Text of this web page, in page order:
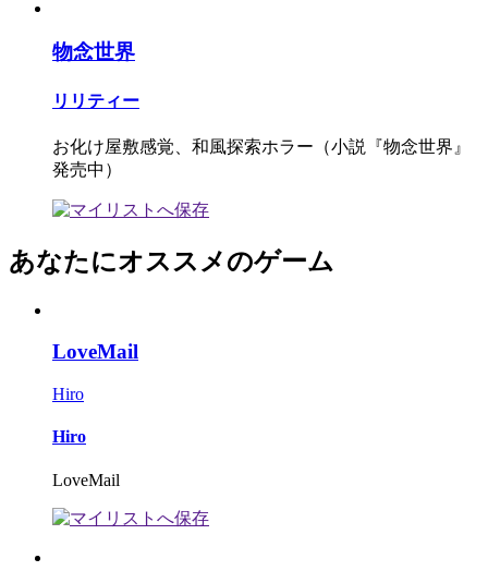
物念世界
リリティー
お化け屋敷感覚、和風探索ホラー（小説『物念世界』
発売中）
あなたにオススメのゲーム
LoveMail
Hiro
Hiro
LoveMail